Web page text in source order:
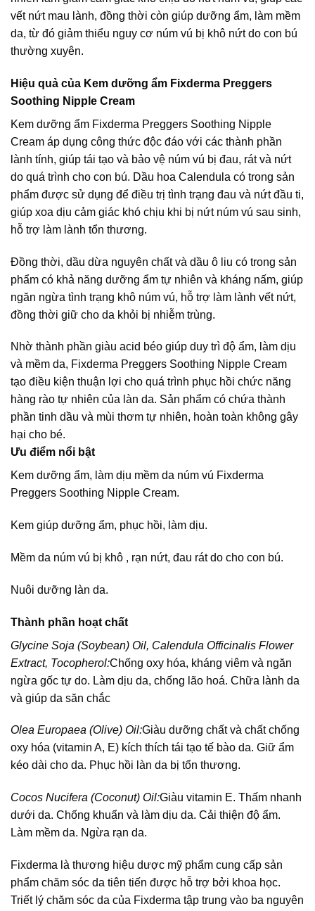
vết nứt mau lành, đồng thời còn giúp dưỡng ẩm, làm mềm
da, từ đó giảm thiểu nguy cơ núm vú bị khô nứt do con bú
thường xuyên.
Hiệu quả của Kem dưỡng ẩm Fixderma Preggers
Soothing Nipple Cream
Kem dưỡng ẩm Fixderma Preggers Soothing Nipple
Cream áp dụng công thức độc đáo với các thành phần
lành tính, giúp tái tạo và bảo vệ núm vú bị đau, rát và nứt
do quá trình cho con bú. Dầu hoa Calendula có trong sản
phẩm được sử dụng để điều trị tình trạng đau và nứt đầu ti,
giúp xoa dịu cảm giác khó chịu khi bị nứt núm vú sau sinh,
hỗ trợ làm lành tổn thương.
Đồng thời, dầu dừa nguyên chất và dầu ô liu có trong sản
phẩm có khả năng dưỡng ẩm tự nhiên và kháng nấm, giúp
ngăn ngừa tình trạng khô núm vú, hỗ trợ làm lành vết nứt,
đồng thời giữ cho da khỏi bị nhiễm trùng.
Nhờ thành phần giàu acid béo giúp duy trì độ ẩm, làm dịu
và mềm da, Fixderma Preggers Soothing Nipple Cream
tạo điều kiện thuận lợi cho quá trình phục hồi chức năng
hàng rào tự nhiên của làn da. Sản phẩm có chứa thành
phần tinh dầu và mùi thơm tự nhiên, hoàn toàn không gây
hại cho bé.
Ưu điểm nổi bật
Kem dưỡng ẩm, làm dịu mềm da núm vú Fixderma
Preggers Soothing Nipple Cream.
Kem giúp dưỡng ẩm, phục hồi, làm dịu.
Mềm da núm vú bị khô , rạn nứt, đau rát do cho con bú.
Nuôi dưỡng làn da.
Thành phần hoạt chất
Glycine Soja (Soybean) Oil, Calendula Officinalis Flower
Extract, Tocopherol:Chống oxy hóa, kháng viêm và ngăn
ngừa gốc tự do. Làm dịu da, chống lão hoá. Chữa lành da
và giúp da săn chắc
Olea Europaea (Olive) Oil:Giàu dưỡng chất và chất chống
oxy hóa (vitamin A, E) kích thích tái tạo tế bào da. Giữ ẩm
kéo dài cho da. Phục hồi làn da bị tổn thương.
Cocos Nucifera (Coconut) Oil:Giàu vitamin E. Thấm nhanh
dưới da. Chống khuẩn và làm dịu da. Cải thiện độ ẩm.
Làm mềm da. Ngừa rạn da.
Fixderma là thương hiệu dược mỹ phẩm cung cấp sản
phẩm chăm sóc da tiên tiến được hỗ trợ bởi khoa học.
Triết lý chăm sóc da của Fixderma tập trung vào ba nguyên